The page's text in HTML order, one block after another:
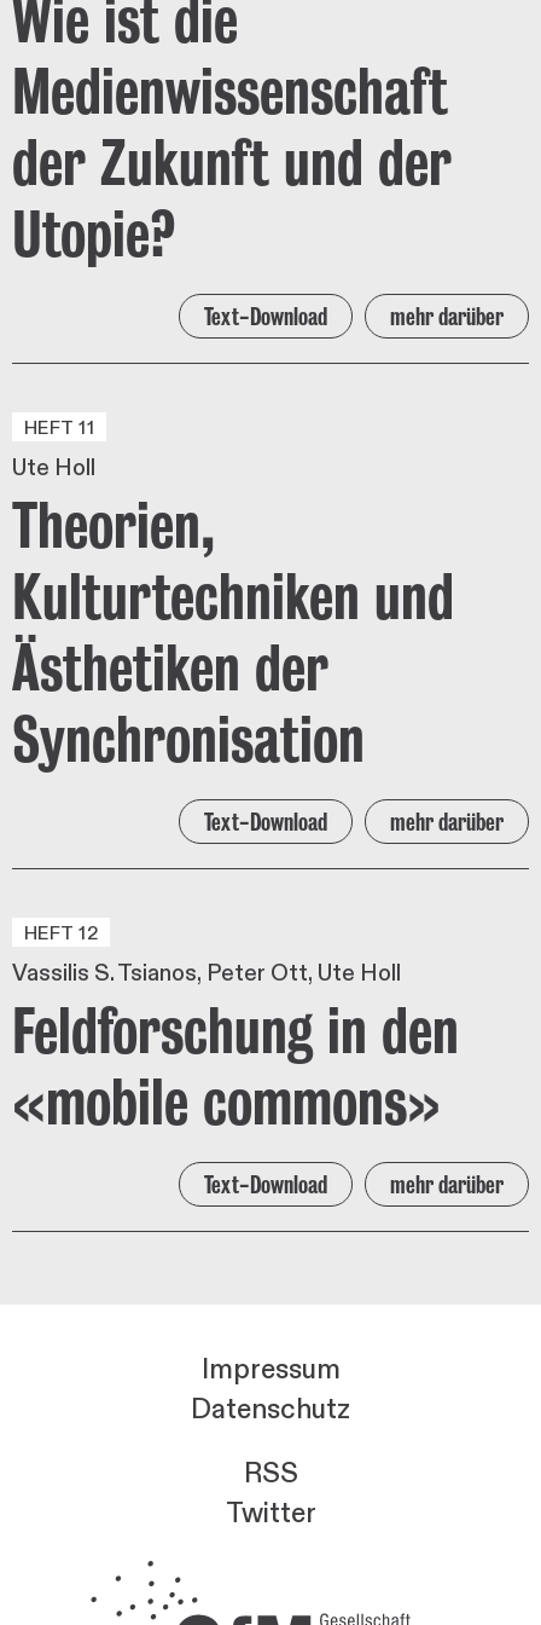
Wie ist die
Medienwissenschaft
der Zukunft und der
Utopie?
Text-Download mehr darüber
HEFT 11
Ute Holl
Theorien,
Kulturtechniken und
Ästhetiken der
Synchronisation
Text-Download mehr darüber
HEFT 12
Vassilis S. Tsianos Peter Ott Ute Holl
Feldforschung in den
«mobile commons»
Text-Download mehr darüber
Impressum
Datenschutz
RSS
Twitter